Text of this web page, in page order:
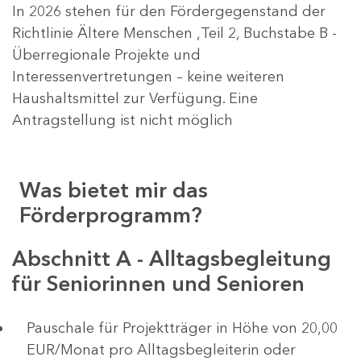
In 2026 stehen für den Fördergegenstand der
Richtlinie Ältere Menschen ,Teil 2, Buchstabe B -
Überregionale Projekte und
Interessenvertretungen – keine weiteren
Haushaltsmittel zur Verfügung. Eine
Antragstellung ist nicht möglich
Was bietet mir das
Förderprogramm?
Abschnitt A - Alltagsbegleitung
für Seniorinnen und Senioren
Pauschale für Projektträger in Höhe von 20,00
EUR/Monat pro Alltagsbegleiterin oder